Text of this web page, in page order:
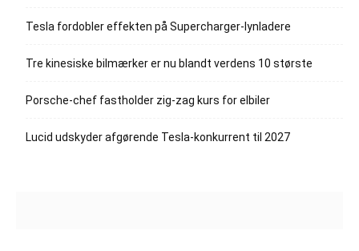
Tesla fordobler effekten på Supercharger-lynladere
Tre kinesiske bilmærker er nu blandt verdens 10 største
Porsche-chef fastholder zig-zag kurs for elbiler
Lucid udskyder afgørende Tesla-konkurrent til 2027